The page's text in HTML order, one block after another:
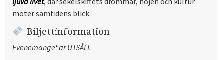
möter samtidens blick.
Biljettinformation
Evenemanget är UTSÅLT.